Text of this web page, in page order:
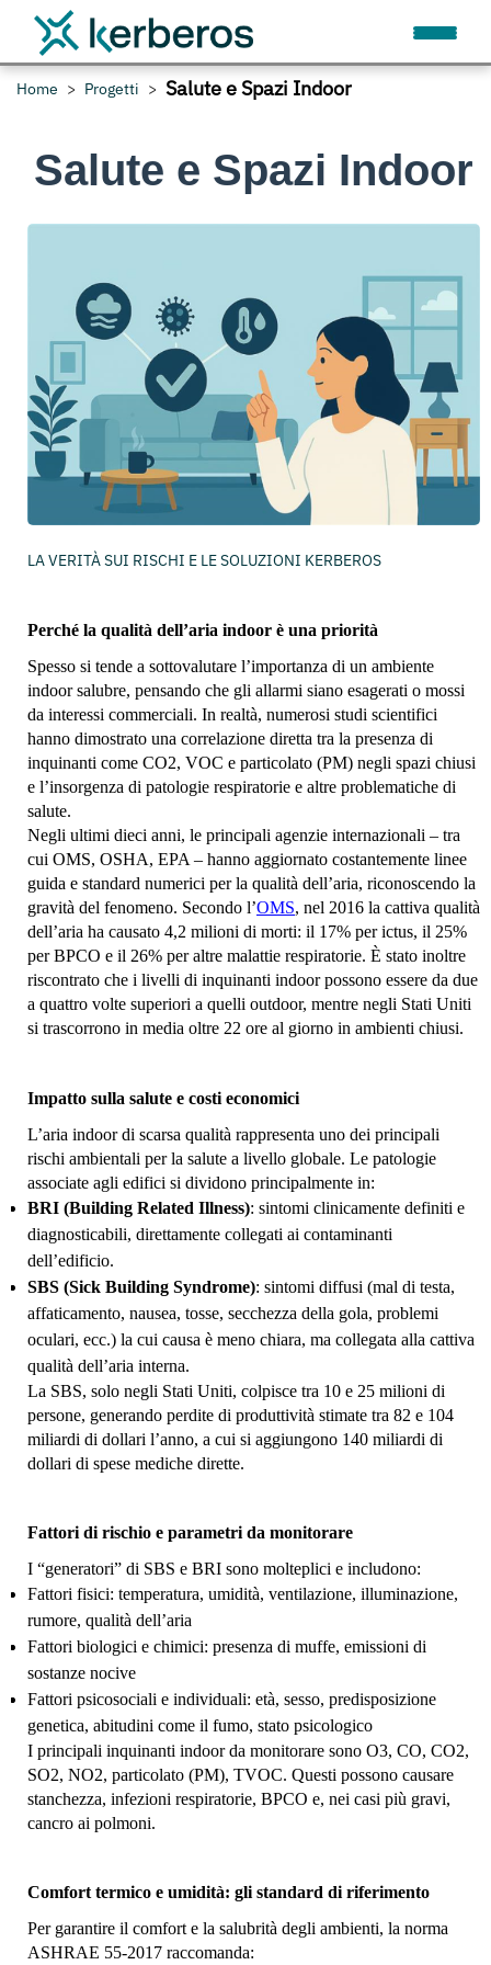
Home Progetti Salute e Spazi Indoor
Salute e Spazi Indoor
LA VERITÀ SUI RISCHI E LE SOLUZIONI KERBEROS
Perché la qualità dell’aria indoor è una priorità
Spesso si tende a sottovalutare l’importanza di un ambiente
indoor salubre, pensando che gli allarmi siano esagerati o mossi
da interessi commerciali. In realtà, numerosi studi scientifici
hanno dimostrato una correlazione diretta tra la presenza di
inquinanti come CO2, VOC e particolato (PM) negli spazi chiusi
e l’insorgenza di patologie respiratorie e altre problematiche di
salute.
Negli ultimi dieci anni, le principali agenzie internazionali – tra
cui OMS, OSHA, EPA – hanno aggiornato costantemente linee
guida e standard numerici per la qualità dell’aria, riconoscendo la
gravità del fenomeno. Secondo l’OMS, nel 2016 la cattiva qualità
dell’aria ha causato 4,2 milioni di morti: il 17% per ictus, il 25%
per BPCO e il 26% per altre malattie respiratorie. È stato inoltre
riscontrato che i livelli di inquinanti indoor possono essere da due
a quattro volte superiori a quelli outdoor, mentre negli Stati Uniti
si trascorrono in media oltre 22 ore al giorno in ambienti chiusi.
Impatto sulla salute e costi economici
L’aria indoor di scarsa qualità rappresenta uno dei principali
rischi ambientali per la salute a livello globale. Le patologie
associate agli edifici si dividono principalmente in:
BRI (Building Related Illness): sintomi clinicamente definiti e
diagnosticabili, direttamente collegati ai contaminanti
dell’edificio.
SBS (Sick Building Syndrome): sintomi diffusi (mal di testa,
affaticamento, nausea, tosse, secchezza della gola, problemi
oculari, ecc.) la cui causa è meno chiara, ma collegata alla cattiva
qualità dell’aria interna.
La SBS, solo negli Stati Uniti, colpisce tra 10 e 25 milioni di
persone, generando perdite di produttività stimate tra 82 e 104
miliardi di dollari l’anno, a cui si aggiungono 140 miliardi di
dollari di spese mediche dirette.
Fattori di rischio e parametri da monitorare
I “generatori” di SBS e BRI sono molteplici e includono:
Fattori fisici: temperatura, umidità, ventilazione, illuminazione,
rumore, qualità dell’aria
Fattori biologici e chimici: presenza di muffe, emissioni di
sostanze nocive
Fattori psicosociali e individuali: età, sesso, predisposizione
genetica, abitudini come il fumo, stato psicologico
I principali inquinanti indoor da monitorare sono O3, CO, CO2,
SO2, NO2, particolato (PM), TVOC. Questi possono causare
stanchezza, infezioni respiratorie, BPCO e, nei casi più gravi,
cancro ai polmoni.
Comfort termico e umidità: gli standard di riferimento
Per garantire il comfort e la salubrità degli ambienti, la norma
ASHRAE 55-2017 raccomanda: